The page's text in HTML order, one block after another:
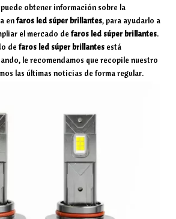
puede obtener información sobre la
enfaros led súper brillantes, para ayudarlo a
el mercado de faros led súper brillantes.
de faros led súper brillantes está
le recomendamos que recopile nuestro
las últimas noticias de forma regular.